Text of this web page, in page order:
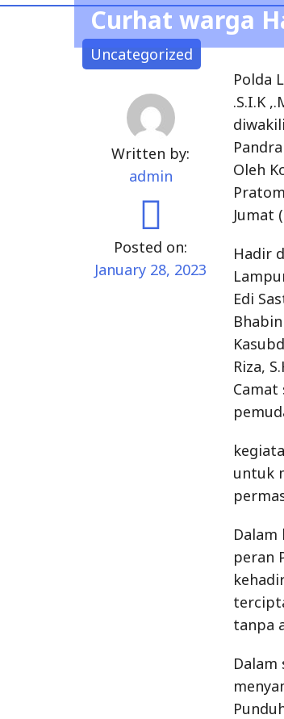
Uncategorized
Curhat warga
Written by:
admin
Posted on:
January 28, 2023
Polda
.S.I.K
Oleh
Jumat
Hadir
Edi
Riza,
Camat
untuk
Dalam
peran
tanpa
Dalam